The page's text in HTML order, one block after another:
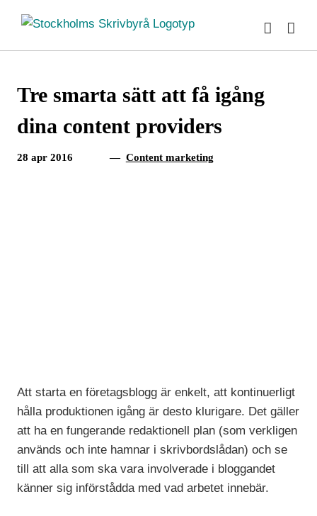
innehållet
Tre smarta sätt att få igång
dina content providers
28 apr 2016 — Content marketing
Att starta en företagsblogg är enkelt, att kontinuerligt
hålla produktionen igång är desto klurigare. Det gäller
att ha en fungerande redaktionell plan (som verkligen
används och inte hamnar i skrivbordslådan) och se
till att alla som ska vara involverade i bloggandet
känner sig införstådda med vad arbetet innebär.